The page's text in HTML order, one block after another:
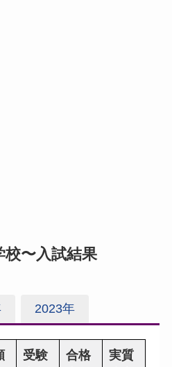
校〜入試結果
2023年
受験
合格
実質